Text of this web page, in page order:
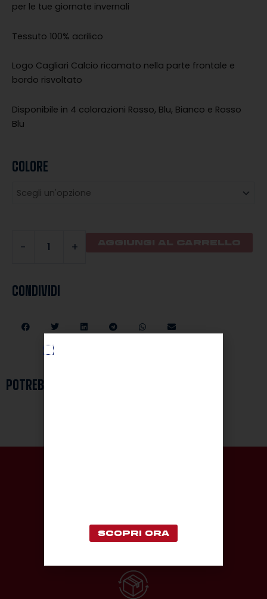
per le tue giornate invernali
Tessuto 100% acrilico
Logo Cagliari Calcio ricamato nella parte frontale e
bordo risvoltato
Disponibile in 4 colorazioni Rosso, Blu, Bianco e Rosso
Blu
COLORE
-
BERRETTO
CALCIO
+ AGGIUNGI AL CARRELLO
CONDIVIDI
POTREBBE PIACERTI ANCHE
SPEDIZIONE RAPIDA
2-3 giorni lavorativi
SCOPRI ORA